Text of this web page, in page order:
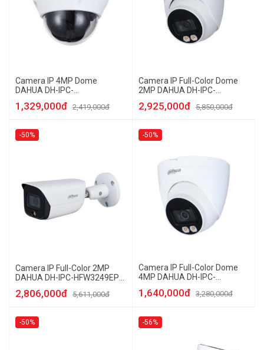
Camera IP 4MP Dome
DAHUA DH-IPC-
1,329,000đ 2,419,000đ
Camera IP Full-Color Dome
2MP DAHUA DH-IPC-
2,925,000đ 5,850,000đ
-50%
Camera IP Full-Color 2MP
DAHUA DH-IPC-HFW3249EP-
2,806,000đ 5,611,000đ
-50%
Camera IP Full-Color Dome
4MP DAHUA DH-IPC-
1,640,000đ 3,280,000đ
-50% -56%